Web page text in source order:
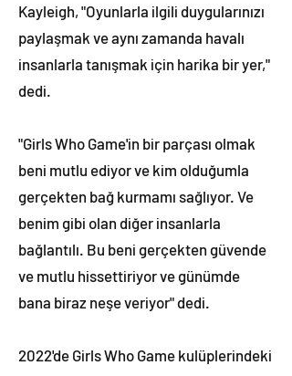
Kayleigh, "Oyunlarla ilgili duygularınızı
paylaşmak ve aynı zamanda havalı
insanlarla tanışmak için harika bir yer,"
dedi.
"Girls Who Game'in bir parçası olmak
beni mutlu ediyor ve kim olduğumla
gerçekten bağ kurmamı sağlıyor. Ve
benim gibi olan diğer insanlarla
bağlantılı. Bu beni gerçekten güvende
ve mutlu hissettiriyor ve günümde
bana biraz neşe veriyor" dedi.
2022'de Girls Who Game kulüplerindeki